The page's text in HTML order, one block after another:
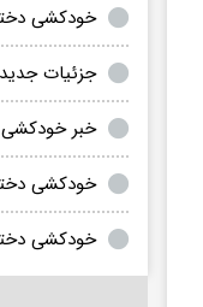
خودکشی
جزئیات جدید از سقوط مرگبار
خبر خودکشی ۳ دختر در خرم‌دشت صحت ندارد
خودکشی دختر ۱۶ ساله/ در لانه کثیف بین شیرین و
خودکشی دختر